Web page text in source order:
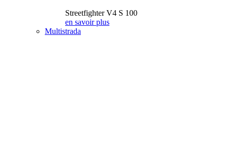
Streetfighter V4 S 100
en savoir plus
Multistrada